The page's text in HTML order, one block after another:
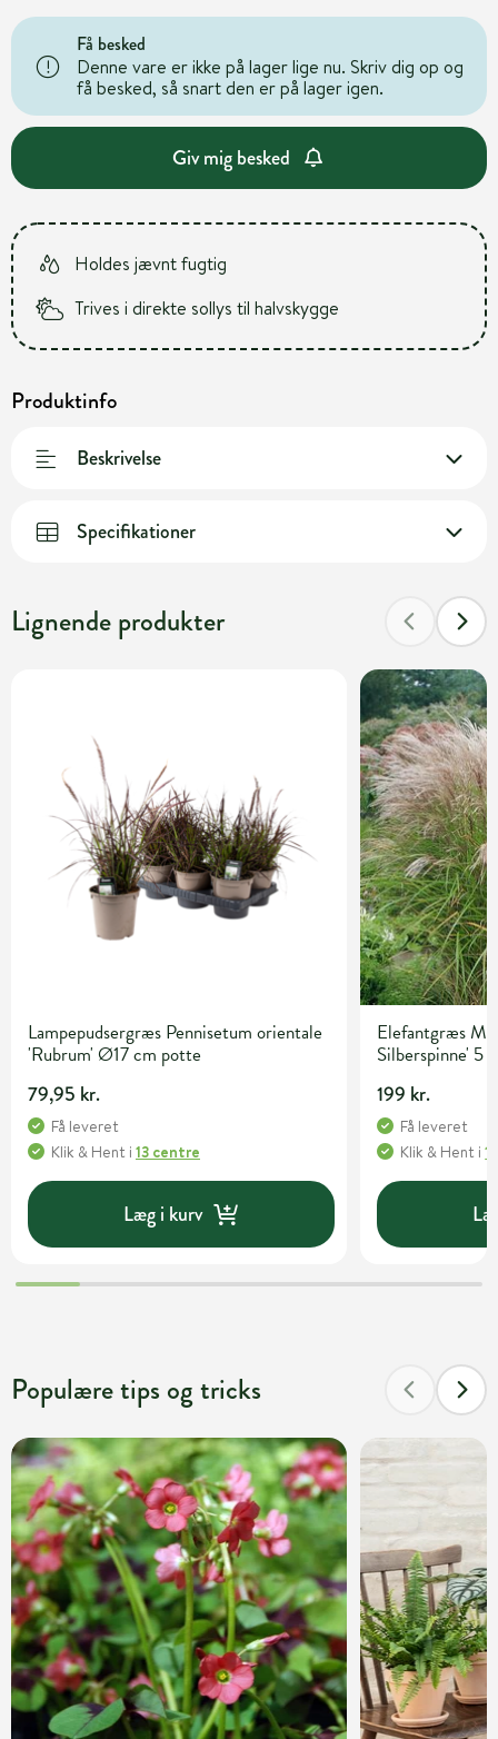
Få besked
Denne vare er ikke på lager lige nu. Skriv dig op og
få besked, så snart den er på lager igen.
Giv mig besked
Holdes jævnt fugtig
Trives i direkte sollys til halvskygge
Produktinfo
Beskrivelse
Specifikationer
Lignende produkter
Lampepudsergræs Pennisetum orientale
'Rubrum' Ø17 cm potte
79,95 kr.
Få leveret
Klik & Hent i 13 centre
Læg i kurv
Elefantgræs
Silberspinne' 5
199 kr.
Få leveret
Klik & Hent i
Populære tips og tricks